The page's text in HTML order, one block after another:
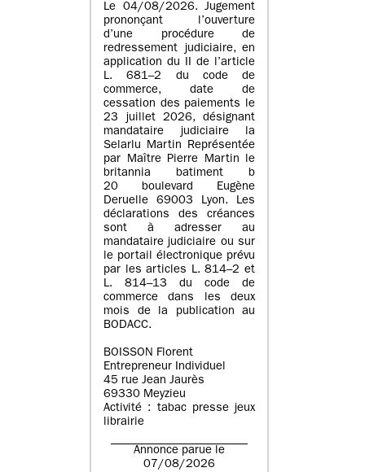
Le 04/08/2026. Jugement
prononçant l’ouverture
d’une procédure de
redressement judiciaire, en
application du II de l’article
L. 681–2 du code de
commerce, date de
cessation des paiements le
23 juillet 2026, désignant
mandataire judiciaire la
Selarlu Martin Représentée
par Maître Pierre Martin le
britannia batiment b
20 boulevard Eugène
Deruelle 69003 Lyon. Les
déclarations des créances
sont à adresser au
mandataire judiciaire ou sur
le portail électronique prévu
par les articles L. 814–2 et
L. 814–13 du code de
commerce dans les deux
mois de la publication au
BODACC.
BOISSON Florent
Entrepreneur Individuel
45 rue Jean Jaurès
69330 Meyzieu
Activité : tabac presse jeux
librairie
Annonce parue le
07/08/2026